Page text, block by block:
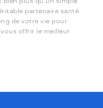
partenaire santé
de votre vie pour
offrir le meilleur